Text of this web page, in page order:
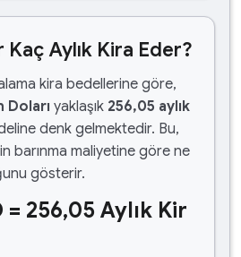
Aylık Kira Eder?
kira bedellerine göre,
Doları yaklaşık 256,05 aylık
denk gelmektedir. Bu,
barınma maliyetine göre ne
gösterir.
= 256,05 Aylık Kir